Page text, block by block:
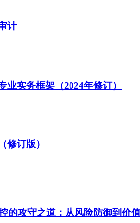
计
业实务框架（2024年修订）
修订版）
的攻守之道：从风险防御到价